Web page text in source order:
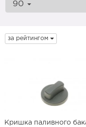
90
за рейтингом
Кришка паливного